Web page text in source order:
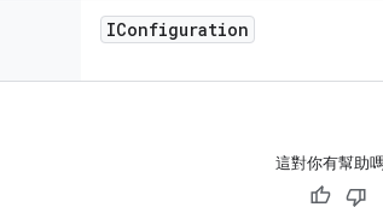
IConfiguration
這對你有幫助